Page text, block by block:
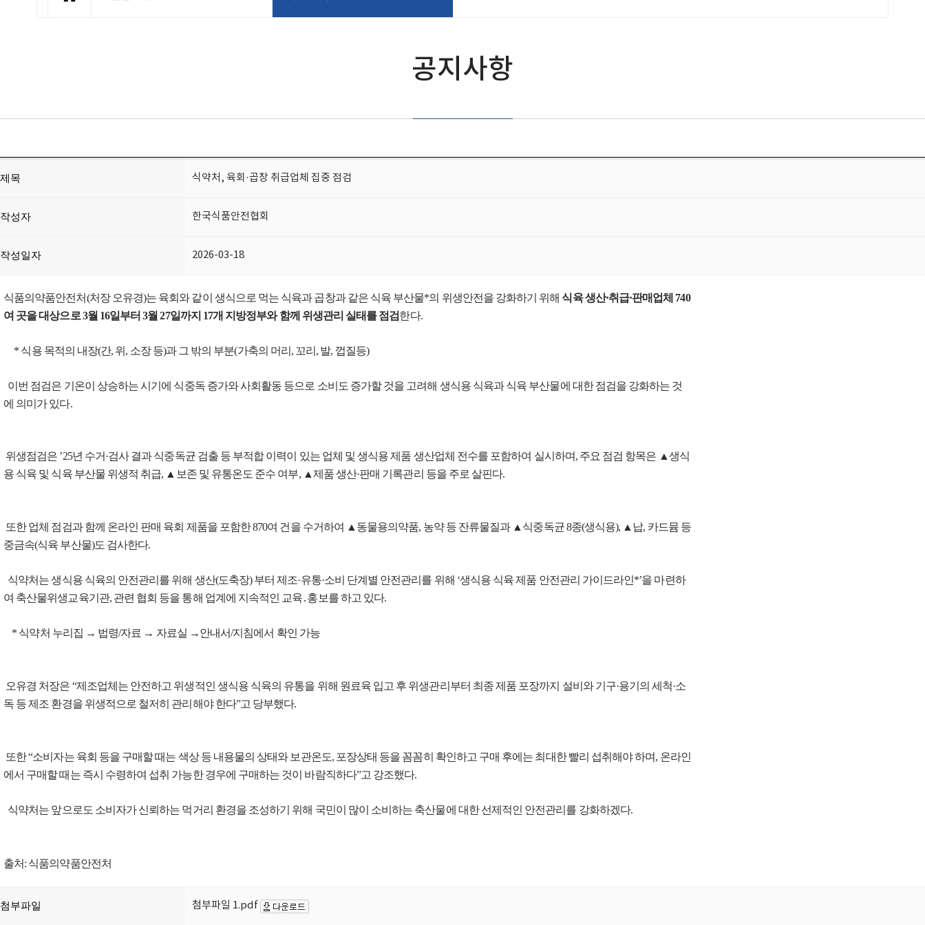
공지사항
제목 식약처, 육회·곱창 취급업체 집중 점검
작성자 한국식품안전협회
작성일자 2026-03-18
식품의약품안전처(처장 오유경)는 육회와 같이 생식으로 먹는 식육과 곱창과 같은 식육 부산물*의 위생안전을 강화하기 위해 식육 생산·취급·판매업체 740
여 곳을 대상으로 3월 16일부터 3월 27일까지 17개 지방정부와 함께 위생관리 실태를 점검한다.
* 식용 목적의 내장(간, 위, 소장 등)과 그 밖의 부분(가축의 머리, 꼬리, 발, 껍질등)
이번 점검은 기온이 상승하는 시기에 식중독 증가와 사회활동 등으로 소비도 증가할 것을 고려해 생식용 식육과 식육 부산물에 대한 점검을 강화하는 것
에 의미가 있다.
위생점검은 ’25년 수거·검사 결과 식중독균 검출 등 부적합 이력이 있는 업체 및 생식용 제품 생산업체 전수를 포함하여 실시하며, 주요 점검 항목은 ▲생식
용 식육 및 식육 부산물 위생적 취급, ▲보존 및 유통온도 준수 여부, ▲제품 생산·판매 기록관리 등을 주로 살핀다.
또한 업체 점검과 함께 온라인 판매 육회 제품을 포함한 870여 건을 수거하여 ▲동물용의약품, 농약 등 잔류물질과 ▲식중독균 8종(생식용), ▲납, 카드뮴 등
중금속(식육 부산물)도 검사한다.
식약처는 생식용 식육의 안전관리를 위해 생산(도축장) 부터 제조·유통·소비 단계별 안전관리를 위해 ‘생식용 식육 제품 안전관리 가이드라인*’을 마련하
여 축산물위생교육기관, 관련 협회 등을 통해 업계에 지속적인 교육․홍보를 하고 있다.
* 식약처 누리집 → 법령/자료 → 자료실 →안내서/지침에서 확인 가능
오유경 처장은 “제조업체는 안전하고 위생적인 생식용 식육의 유통을 위해 원료육 입고 후 위생관리부터 최종 제품 포장까지 설비와 기구·용기의 세척·소
독 등 제조 환경을 위생적으로 철저히 관리해야 한다”고 당부했다.
또한 “소비자는 육회 등을 구매할 때는 색상 등 내용물의 상태와 보관온도, 포장상태 등을 꼼꼼히 확인하고 구매 후에는 최대한 빨리 섭취해야 하며, 온라인
에서 구매할 때는 즉시 수령하여 섭취 가능한 경우에 구매하는 것이 바람직하다”고 강조했다.
식약처는 앞으로도 소비자가 신뢰하는 먹거리 환경을 조성하기 위해 국민이 많이 소비하는 축산물에 대한 선제적인 안전관리를 강화하겠다.
출처: 식품의약품안전처
첨부파일 첨부파일 1.pdf